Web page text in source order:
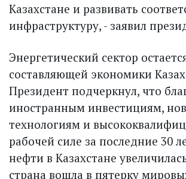
Казахстане и развивать
инфраструктуру, - заявил
Энергетический сектор
составляющей экономики
Президент подчеркнул, что
иностранным инвестициям,
технологиям и
рабочей силе за последние 30
нефти в Казахстане
страна вошла в пятерку